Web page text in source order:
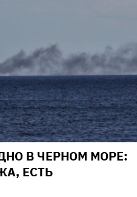
В ЧЕРНОМ МОРЕ:
ЕСТЬ